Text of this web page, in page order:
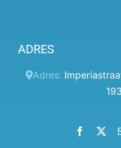
Prijzen
Klantenpaneel
Algemene
ADRES
Adres:
Facebook